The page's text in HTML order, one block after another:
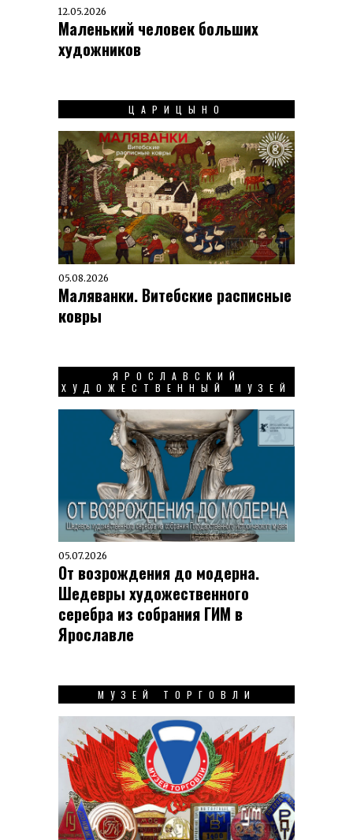
12.05.2026
Маленький человек больших
художников
ЦАРИЦЫНО
05.08.2026
Маляванки. Витебские расписные
ковры
ЯРОСЛАВСКИЙ
ХУДОЖЕСТВЕННЫЙ МУЗЕЙ
05.07.2026
От возрождения до модерна.
Шедевры художественного
серебра из собрания ГИМ в
Ярославле
МУЗЕЙ ТОРГОВЛИ